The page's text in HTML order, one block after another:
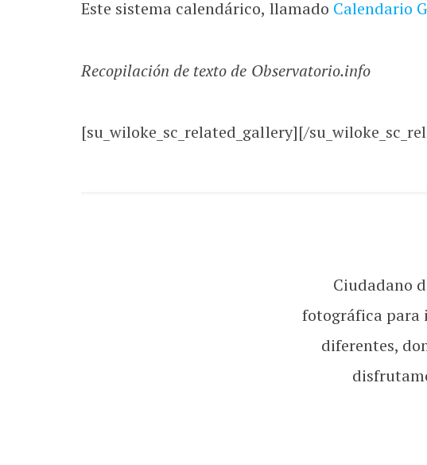
Este sistema calendárico, llamado Calendario
Recopilación de texto de Observatorio.info
[su_wiloke_sc_related_gallery][/
Ciudadano
fotográfica para
diferentes,